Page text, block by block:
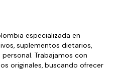
especializada en
suplementos dietarios,
Trabajamos con
originales, buscando ofrecer